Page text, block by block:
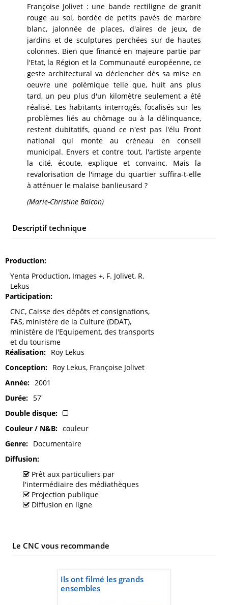
Françoise Jolivet : une bande rectiligne de granit
rouge au sol, bordée de petits pavés de marbre
blanc, jalonnée de places, d'aires de jeux, de
jardins et de sculptures perchées sur de hautes
colonnes. Bien que financé en majeure partie par
l'Etat, la Région et la Communauté européenne, ce
geste architectural va déclencher dès sa mise en
oeuvre une polémique telle que, huit ans plus
tard, un peu plus d'un kilomètre seulement a été
réalisé. Les habitants interrogés, focalisés sur les
problèmes liés au chômage ou à la délinquance,
restent dubitatifs, quand ce n'est pas l'élu Front
national qui monte au créneau en conseil
municipal. Envers et contre tout, l'artiste arpente
la cité, écoute, explique et convainc. Mais la
revalorisation de l'image du quartier suffira-t-elle
à atténuer le malaise banlieusard ?
(Marie-Christine Balcon)
Descriptif technique
Production
Yenta Production, Images +, F. Jolivet, R.
Lekus
Participation
CNC, Caisse des dépôts et consignations,
FAS, ministère de la Culture (DDAT),
ministère de l'Equipement, des transports
et du tourisme
Réalisation
Roy Lekus
Conception
Roy Lekus, Françoise Jolivet
Année
2001
Durée
57'
Double disque
Couleur / N&B
couleur
Genre
Documentaire
Diffusion
Prêt aux particuliers par
l'intermédiaire des médiathèques
Projection publique
Diffusion en ligne
Le CNC vous recommande
Ils ont filmé les grands
ensembles